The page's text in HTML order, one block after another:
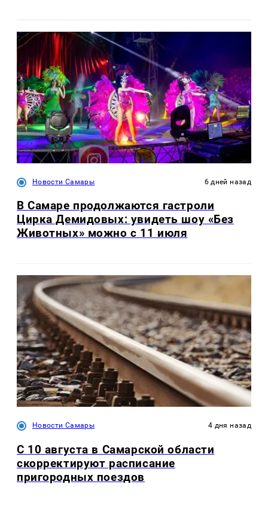
Новости Самары 6 дней назад
В Самаре продолжаются гастроли
Цирка Демидовых: увидеть шоу «Без
Животных» можно с 11 июля
Новости Самары 4 дня назад
С 10 августа в Самарской области
скорректируют расписание
пригородных поездов